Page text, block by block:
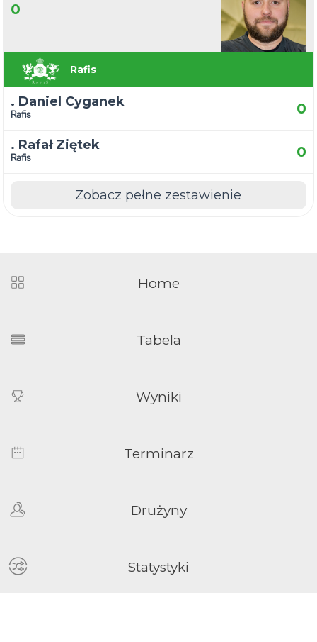
0
Rafis
. Daniel Cyganek
Rafis 0
. Rafał Ziętek
Rafis 0
Zobacz pełne zestawienie
Home
Tabela
Wyniki
Terminarz
Drużyny
Statystyki